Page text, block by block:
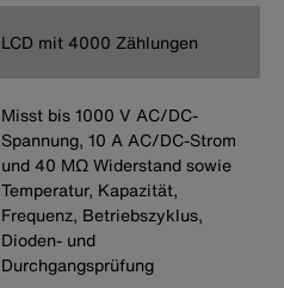
LCD mit 4000 Zählungen
Misst bis 1000 V AC/DC-
Spannung, 10 A AC/DC-Strom
und 40 MΩ Widerstand sowie
Temperatur, Kapazität,
Frequenz, Betriebszyklus,
Dioden- und
Durchgangsprüfung